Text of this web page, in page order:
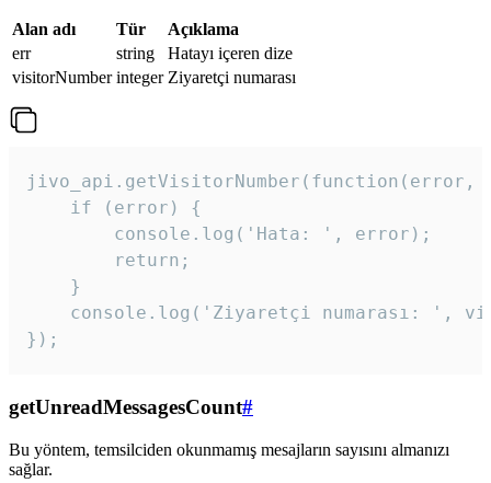
Alan adı Tür
Açıklama
err
string
Hatayı içeren dize
visitorNumber integer Ziyaretçi numarası
jivo_api.getVisitorNumber(function(error,
    if (error) {
        console.log('Hata: ', error);
        return;
    }
console.log('Ziyaretçi numarası: ',
});
getUnreadMessagesCount#
Bu yöntem, temsilciden okunmamış mesajların sayısını almanızı
sağlar.